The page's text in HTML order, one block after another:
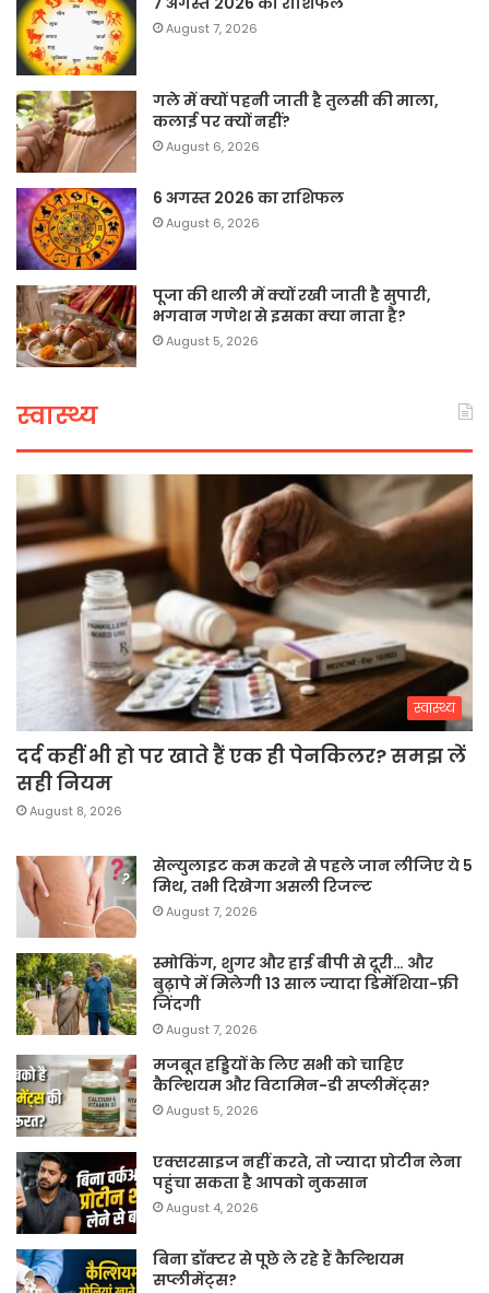
August 7, 2026
गले में क्यों पहनी जाती है तुलसी की माला,
कलाई पर क्यों नहीं?
August 6, 2026
6 अगस्त 2026 का राशिफल
August 6, 2026
पूजा की थाली में क्यों रखी जाती है सुपारी,
भगवान गणेश से इसका क्या नाता है?
August 5, 2026
स्वास्थ्य
स्वास्थ्य
दर्द कहीं भी हो पर खाते हैं एक ही पेनकिलर? समझ लें
सही नियम
August 8, 2026
सेल्युलाइट कम करने से पहले जान लीजिए ये 5
मिथ, तभी दिखेगा असली रिजल्ट
August 7, 2026
स्मोकिंग, शुगर और हाई बीपी से दूरी… और
बुढ़ापे में मिलेगी 13 साल ज्यादा डिमेंशिया-फ्री
जिंदगी
August 7, 2026
मजबूत हड्डियों के लिए सभी को चाहिए
कैल्शियम और विटामिन-डी सप्लीमेंट्स?
August 5, 2026
एक्सरसाइज नहीं करते, तो ज्यादा प्रोटीन लेना
पहुंचा सकता है आपको नुकसान
August 4, 2026
बिना डॉक्टर से पूछे ले रहे हैं कैल्शियम
सप्लीमेंट्स?